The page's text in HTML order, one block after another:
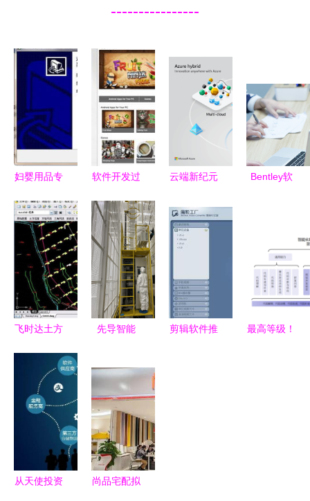
----------------
妇婴用品专
统下载v2.0
官方版——
其他行业软
件探析
软件开发过
性软件
云端新纪元
力云原生、
数据和AI重
生态
Bentley软
飞时达土方
FastTFT
功能深度解
析与破解风
先导智能
发，引领全
球智能装备
新格局
剪辑软件推
最高等级！
从天使投资
尚品宅配拟